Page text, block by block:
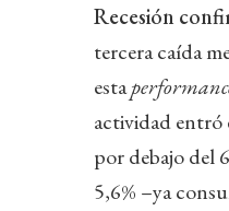
Recesión
tercera caída
esta
actividad entró
por debajo del
5,6% –ya